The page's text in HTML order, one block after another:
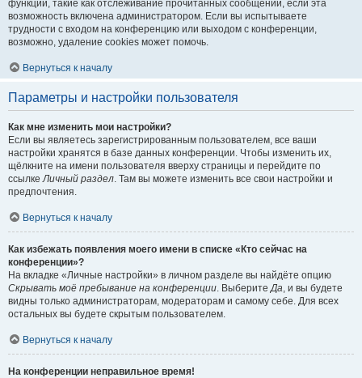
функции, такие как отслеживание прочитанных сообщений, если эта
возможность включена администратором. Если вы испытываете
трудности с входом на конференцию или выходом с конференции,
возможно, удаление cookies может помочь.
Вернуться к началу
Параметры и настройки пользователя
Как мне изменить мои настройки?
Если вы являетесь зарегистрированным пользователем, все ваши
настройки хранятся в базе данных конференции. Чтобы изменить их,
щёлкните на имени пользователя вверху страницы и перейдите по
ссылкеЛичный раздел. Там вы можете изменить все свои настройки и
предпочтения.
Вернуться к началу
Как избежать появления моего имени в списке «Кто сейчас на
конференции»?
На вкладке «Личные настройки» в личном разделе вы найдёте опцию
Скрывать моё пребывание на конференции. ВыберитеДа, и вы будете
видны только администраторам, модераторам и самому себе. Для всех
остальных вы будете скрытым пользователем.
Вернуться к началу
На конференции неправильное время!